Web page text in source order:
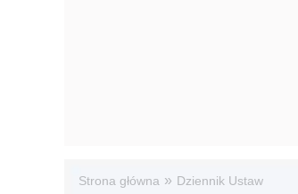
Strona główna » Dziennik Ustaw